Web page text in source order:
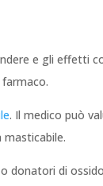
e gli effetti
. Il medico può
masticabile.
di